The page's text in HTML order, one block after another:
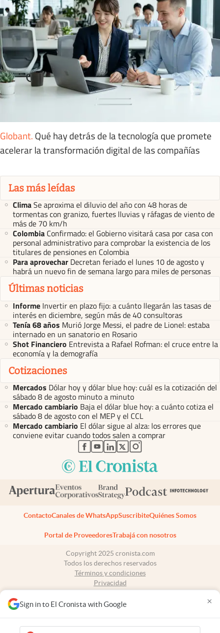
Sign in to El Cronista with Google ×
Globant. Qué hay detrás de la tecnología que promete
acelerar la transformación digital de las compañías
Las más leídas
ClimaSe aproxima el diluvio del año con 48 horas de
tormentas con granizo, fuertes lluvias y ráfagas de viento de
más de 70 km/h
Colombia Confirmado: el Gobierno visitará casa por casa con
personal administrativo para comprobar la existencia de los
titulares de pensiones en Colombia
Para aprovechar Decretan feriado el lunes 10 de agosto y
habrá un nuevo fin de semana largo para miles de personas
Últimas noticias
Informe Invertir en plazo fijo: a cuánto llegarán las tasas de
interés en diciembre, según más de 40 consultoras
Tenía 68 años Murió Jorge Messi, el padre de Lionel: estaba
internado en un sanatorio en Rosario
Shot Financiero Entrevista a Rafael Rofman: el cruce entre la
economía y la demografía
Cotizaciones
Mercados Dólar hoy y dólar blue hoy: cuál es la cotización del
sábado 8 de agosto minuto a minuto
Mercado cambiario Baja el dólar blue hoy: a cuánto cotiza el
sábado 8 de agosto con el MEP y el CCL
Mercado cambiario El dólar sigue al alza: los errores que
conviene evitar cuando todos salen a comprar
abre en nueva pestaña
abre en nueva pestaña
abre en nueva pestaña
abre en nueva pestaña
abre en nueva pestaña
ContactoCanales de WhatsAppSuscribiteQuiénes Somos
Portal de ProveedoresTrabajá con nosotros
Copyright 2025 cronista.com
Todos los derechos reservados
Términos y condiciones
Privacidad
Tel: +54 11 7078-3270